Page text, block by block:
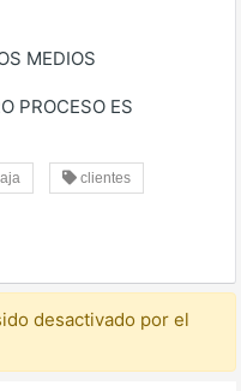
MEDIOS
PROCESO ES
clientes
desactivado por el